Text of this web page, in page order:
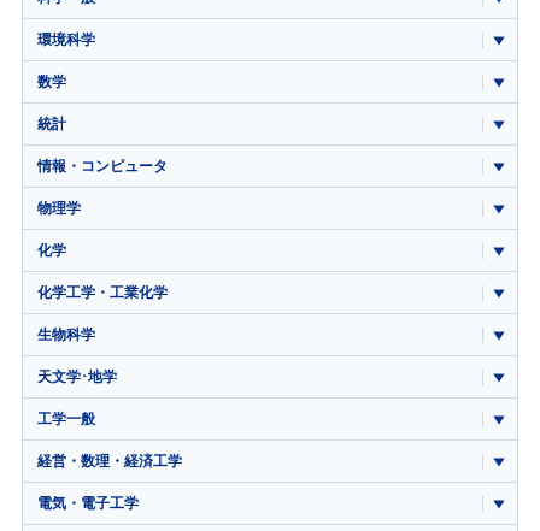
環境科学
数学
統計
情報・コンピュータ
物理学
化学
化学工学・工業化学
生物科学
天文学･地学
工学一般
経営・数理・経済工学
電気・電子工学